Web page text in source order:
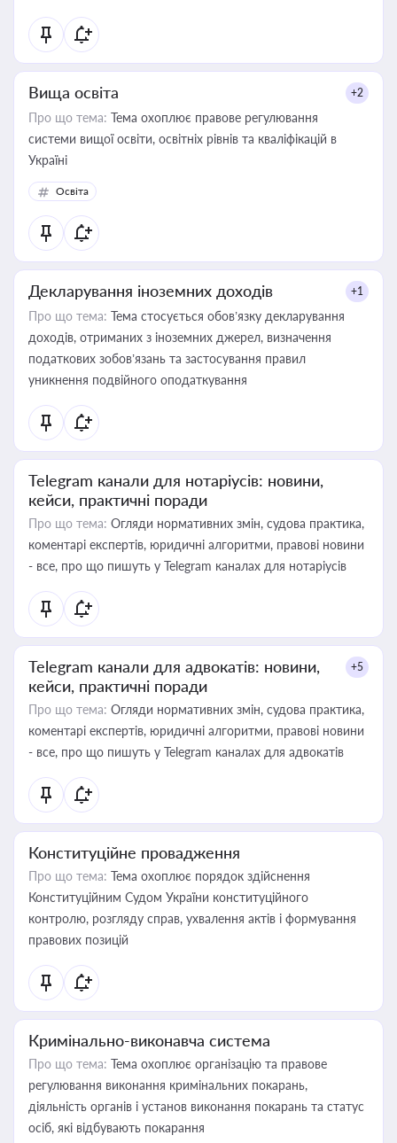
Вища освіта +2
Про що тема: Тема охоплює правове регулювання
системи вищої освіти, освітніх рівнів та кваліфікацій в
Україні
Освіта
Декларування іноземних доходів +1
Про що тема: Тема стосується обов’язку декларування
доходів, отриманих з іноземних джерел, визначення
податкових зобов’язань та застосування правил
уникнення подвійного оподаткування
Telegram канали для нотаріусів: новини,
кейси, практичні поради
Про що тема: Огляди нормативних змін, судова практика,
коментарі експертів, юридичні алгоритми, правові новини
- все, про що пишуть у Telegram каналах для нотаріусів
Telegram канали для адвокатів: новини,
кейси, практичні поради
+5
Про що тема: Огляди нормативних змін, судова практика,
коментарі експертів, юридичні алгоритми, правові новини
- все, про що пишуть у Telegram каналах для адвокатів
Конституційне провадження
Про що тема: Тема охоплює порядок здійснення
Конституційним Судом України конституційного
контролю, розгляду справ, ухвалення актів і формування
правових позицій
Кримінально-виконавча система
Про що тема: Тема охоплює організацію та правове
регулювання виконання кримінальних покарань,
діяльність органів і установ виконання покарань та статус
осіб, які відбувають покарання